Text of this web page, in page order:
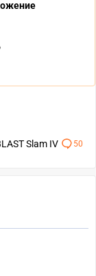
Slam IV
50